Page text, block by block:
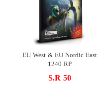
EU West & EU Nordic East
1240 RP
S.R 50